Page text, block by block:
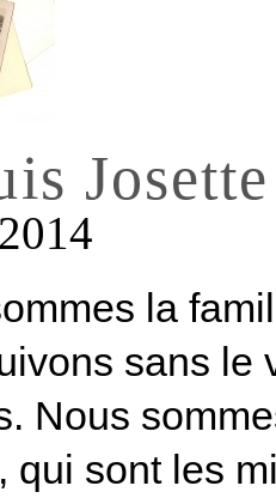
Josette
la
sans le
Nous
qui sont les